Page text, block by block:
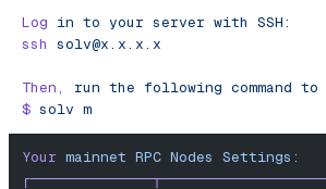
Log in to your server with SSH:
ssh solv@x.x.x.x
Then, run the following command to
$ solv m
Your mainnet RPC Nodes Settings: